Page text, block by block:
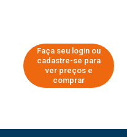
Faça seu login ou
cadastre-se para
ver preços e
comprar